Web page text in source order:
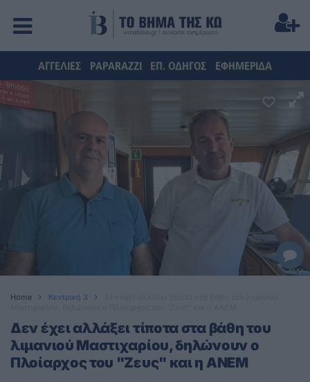
ΑΓΓΕΛΙΕΣ PAPARAZZI ΕΠ. ΟΔΗΓΟΣ ΕΦΗΜΕΡΙΔΑ
Home Κεντρική 3
Δεν έχει αλλάξει τίποτα στα βάθη του
λιμανιού Μαστιχαρίου, δηλώνουν ο
Πλοίαρχος του "Ζευς" και η ΑΝΕΜ